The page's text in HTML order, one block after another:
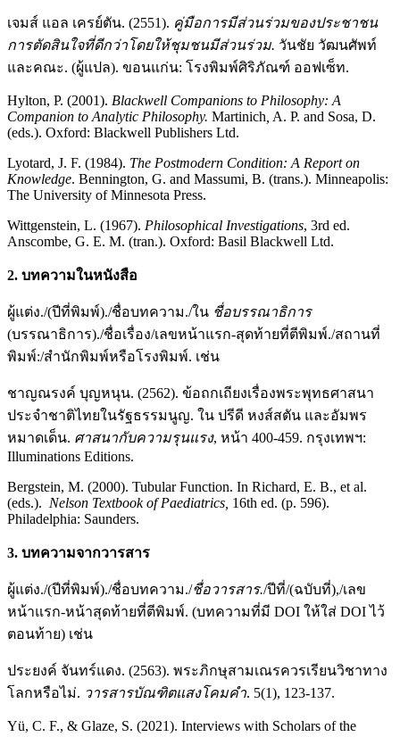
เจมส์ แอล เครย์ตัน. (2551). คู่มือการมีส่วนร่วมของประชาชน
การตัดสินใจที่ดีกว่าโดยให้ชุมชนมีส่วนร่วม. วันชัย วัฒนศัพท์
และคณะ. (ผู้แปล). ขอนแก่น: โรงพิมพ์ศิริภัณฑ์ ออฟเซ็ท.
Hylton, P. (2001). Blackwell Companions to Philosophy: A
Companion to Analytic Philosophy. Martinich A. P. and Sosa, D.
(eds.). Oxford: Blackwell Publishers Ltd.
Lyotard, J. F. (1984). The Postmodern Condition: A Report on
Knowledge. Bennington, G. and Massumi, B. (trans.). Minneapolis:
The University of Minnesota Press.
Wittgenstein, L. (1967). Philosophical Investigations, 3rd ed.
Anscombe, G. E. M. (tran.). Oxford: Basil Blackwell Ltd.
2. บทความในหนังสือ
ผู้แต่ง./(ปีที่พิมพ์)./ชื่อบทความ./ใน ชื่อบรรณาธิการ
(บรรณาธิการ)./ชื่อเรื่อง/เลขหน้าแรก-สุดท้ายที่ตีพิมพ์./สถานที่
พิมพ์:/สำนักพิมพ์หรือโรงพิมพ์. เช่น
ชาญณรงค์ บุญหนุน. (2562). ข้อถกเถียงเรื่องพระพุทธศาสนา
ประจำชาติไทยในรัฐธรรมนูญ. ใน ปรีดี หงส์สตัน และอัมพร
หมาดเด็น. ศาสนากับความรุนแรง, หน้า 400-459. กรุงเทพฯ:
Illuminations Editions.
Bergstein, M. (2000). Tubular Function. In Richard, E. B., et al.
(eds.). Nelson Textbook of Paediatrics, 16th ed. (p. 596).
Philadelphia: Saunders.
3. บทความจากวารสาร
ผู้แต่ง./(ปีที่พิมพ์)./ชื่อบทความ./ชื่อวารสาร./ปีที่/(ฉบับที่),/เลข
หน้าแรก-หน้าสุดท้ายที่ตีพิมพ์. (บทความที่มี DOI ให้ใส่ DOI ไว้
ตอนท้าย) เช่น
ประยงค์ จันทร์แดง. (2563). พระภิกษุสามเณรควรเรียนวิชาทาง
โลกหรือไม่. วารสารบัณฑิตแสงโคมคำ. 5(1), 123-137.
Yü, C. F., & Glaze, S. (2021). Interviews with Scholars of the